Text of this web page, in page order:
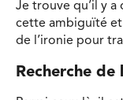
Je trouve qu’il y
cette ambiguïté et
de l’ironie pour
Recherche de